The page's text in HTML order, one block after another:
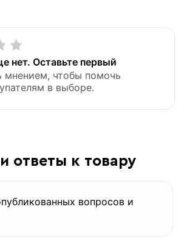
нет. Оставьте первый
мнением, чтобы помочь
в выборе.
ответы к товару
вопросов и